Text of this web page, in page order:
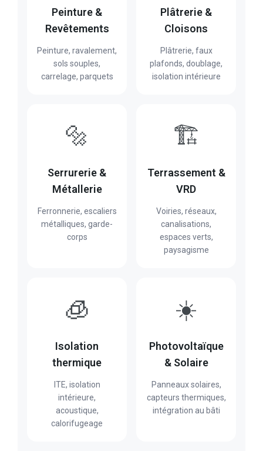
Peinture &
Revêtements
Peinture, ravalement,
sols souples,
carrelage, parquets
Plâtrerie &
Cloisons
Plâtrerie, faux
plafonds, doublage,
isolation intérieure
🔩
Serrurerie &
Métallerie
Ferronnerie, escaliers
métalliques, garde-
corps
🏗️
Terrassement &
VRD
Voiries, réseaux,
canalisations,
espaces verts,
paysagisme
🧊
Isolation
thermique
ITE, isolation
intérieure,
acoustique,
calorifugeage
☀️
Photovoltaïque
& Solaire
Panneaux solaires,
capteurs thermiques,
intégration au bâti